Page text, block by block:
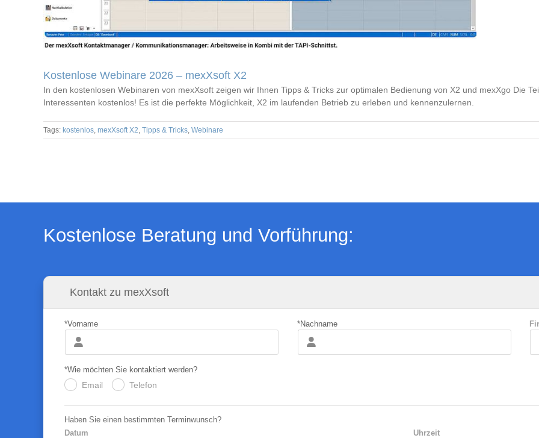
Kostenlose Webinare 2026 – mexXsoft X2
In den kostenlosen Webinaren von mexXsoft zeigen wir Ihnen Tipps & Tricks zur optimalen Bedienung von X2 und mexXgo Die
Interessenten kostenlos! Es ist die perfekte Möglichkeit, X2 im laufenden Betrieb zu erleben und kennenzulernen.
Tags: kostenlos, mexXsoft X2, Tipps & Tricks, Webinare
Kostenlose Beratung und Vorführung:
Kontakt zu mexXsoft
*Vorname *Nachname
*Wie möchten Sie kontaktiert werden?
Email Telefon
Haben Sie einen bestimmten Terminwunsch?
Datum
Uhrzeit